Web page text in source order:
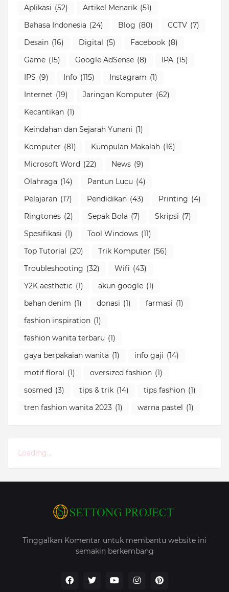
Aplikasi (52) Artikel Menarik (51)
Bahasa Indonesia (24) Blog (80) CCTV (7)
Desain (16) Digital (5) Facebook (8)
Game (15) Google AdSense (8) IPA (15)
IPS (9) Info (115) Instagram (1)
Internet (19) Jaringan Komputer (62)
Kecantikan (1)
Keindahan dan Sejarah Yunani (1)
Komputer (81) Kumpulan Makalah (16)
Microsoft Word (22) News (9)
Olahraga (14) Pantun Lucu (4)
Pelajaran (17) Pendidikan (43) Printing (4)
Ringtones (2) Sepak Bola (7) Skripsi (7)
Spesifikasi (1) Tool Windows (11)
Top Tutorial
(20) Trik Komputer (56)
Troubleshooting (32) Wifi (43)
Y2K aesthetic (1) akun google (1)
bahan denim (1) donasi (1) farmasi (1)
fashion inspiration (1)
fashion wanita terbaru (1)
gaya berpakaian wanita (1) info gaji (14)
motif floral
(1) oversized fashion (1)
sosmed (3) tips & trik (14) tips fashion (1)
tren fashion wanita 2023 (1) warna pastel (1)
Loading...
Tinggalkan Komentar untuk membantu website ini
semakin berkembang